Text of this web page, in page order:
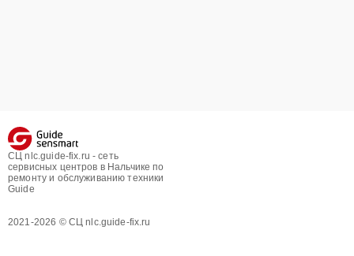
СЦ nlc.guide-fix.ru - сеть
сервисных центров в Нальчике по
ремонту и обслуживанию техники
Guide
2021-2026 © СЦ nlc.guide-fix.ru